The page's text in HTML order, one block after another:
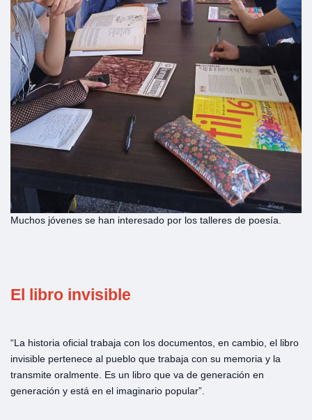
Muchos jóvenes se han interesado por los talleres de poesía.
El libro invisible
“La historia oficial trabaja con los documentos, en cambio, el libro
invisible pertenece al pueblo que trabaja con su memoria y la
transmite oralmente. Es un libro que va de generación en
generación y está en el imaginario popular”.